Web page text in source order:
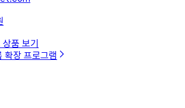
상품 보기
확장 프로그램